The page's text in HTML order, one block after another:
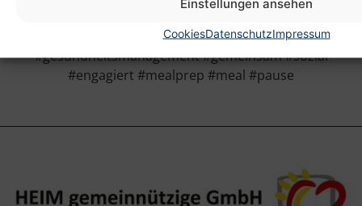
Einstellungen ansehen
CookiesDatenschutzImpressum
#gesundheitsfoerderung
#betreiblichegesundheitsfoerderung #bgm
#gesundheitsmanagement #gemeinsam #sozial
#engagiert #mealprep #meal #pause